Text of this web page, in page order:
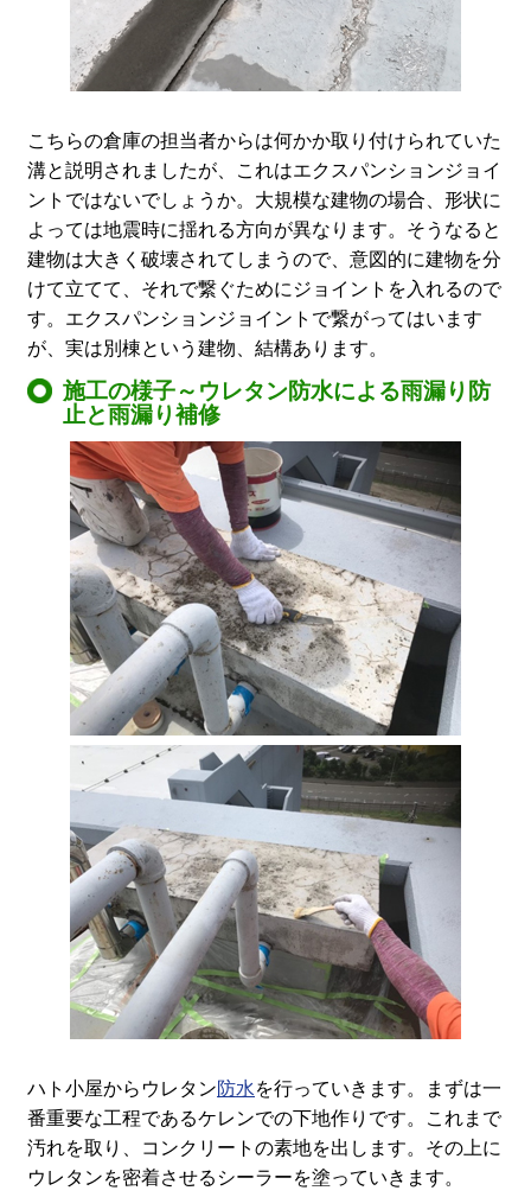
こちらの倉庫の担当者からは何かか取り付けられていた
溝と説明されましたが、これはエクスパンションジョイ
ントではないでしょうか。大規模な建物の場合、形状に
よっては地震時に揺れる方向が異なります。そうなると
建物は大きく破壊されてしまうので、意図的に建物を分
けて立てて、それで繋ぐためにジョイントを入れるので
す。エクスパンションジョイントで繋がってはいます
が、実は別棟という建物、結構あります。
施工の様子～ウレタン防水による雨漏り防
止と雨漏り補修
ハト小屋からウレタン防水を行っていきます。まずは一
番重要な工程であるケレンでの下地作りです。これまで
汚れを取り、コンクリートの素地を出します。その上に
ウレタンを密着させるシーラーを塗っていきます。